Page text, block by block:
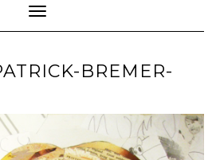
Toggle navigatie
BREMER-